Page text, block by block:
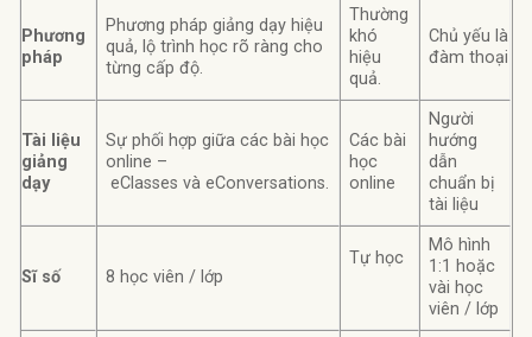
Phương
pháp
Phương pháp giảng dạy hiệu
quả, lộ trình học rõ ràng cho
từng cấp độ.
Thường
khó
hiệu
quả.
Chủ yếu là
đàm thoại
Tài liệu
giảng
dạy
Sự phối hợp giữa các bài học
online –
eClasses và eConversations.
Các bài
học
online
Người
hướng
dẫn
chuẩn bị
tài liệu
Sĩ số 8 học viên / lớp
Tự học
Mô hình
1:1 hoặc
vài học
viên / lớp